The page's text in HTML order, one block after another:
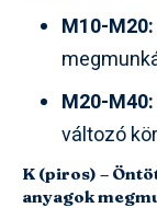
M10-M20:
M20-M40:
változó
K (piros) –
anyagok